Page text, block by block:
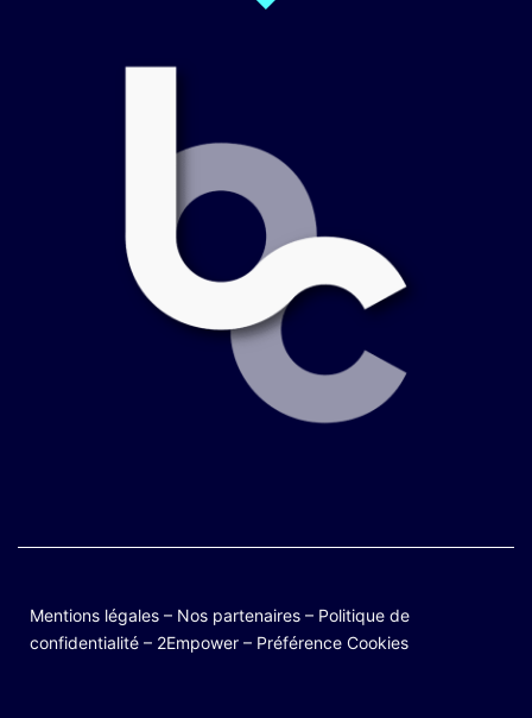
Mentions légales – Nos partenaires – Politique de
confidentialité – 2Empower – Préférence Cookies